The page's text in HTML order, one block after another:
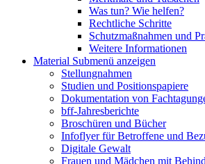
Was tun? Wie helfen?
Rechtliche Schritte
Schutzmaßnahmen und
Weitere Informationen
Material Submenü anzeigen
Stellungnahmen
Studien und Positionspapiere
Dokumentation von
bff-Jahresberichte
Broschüren und Bücher
Infoflyer für Betroffene und
Digitale Gewalt
Frauen und Mädchen mit